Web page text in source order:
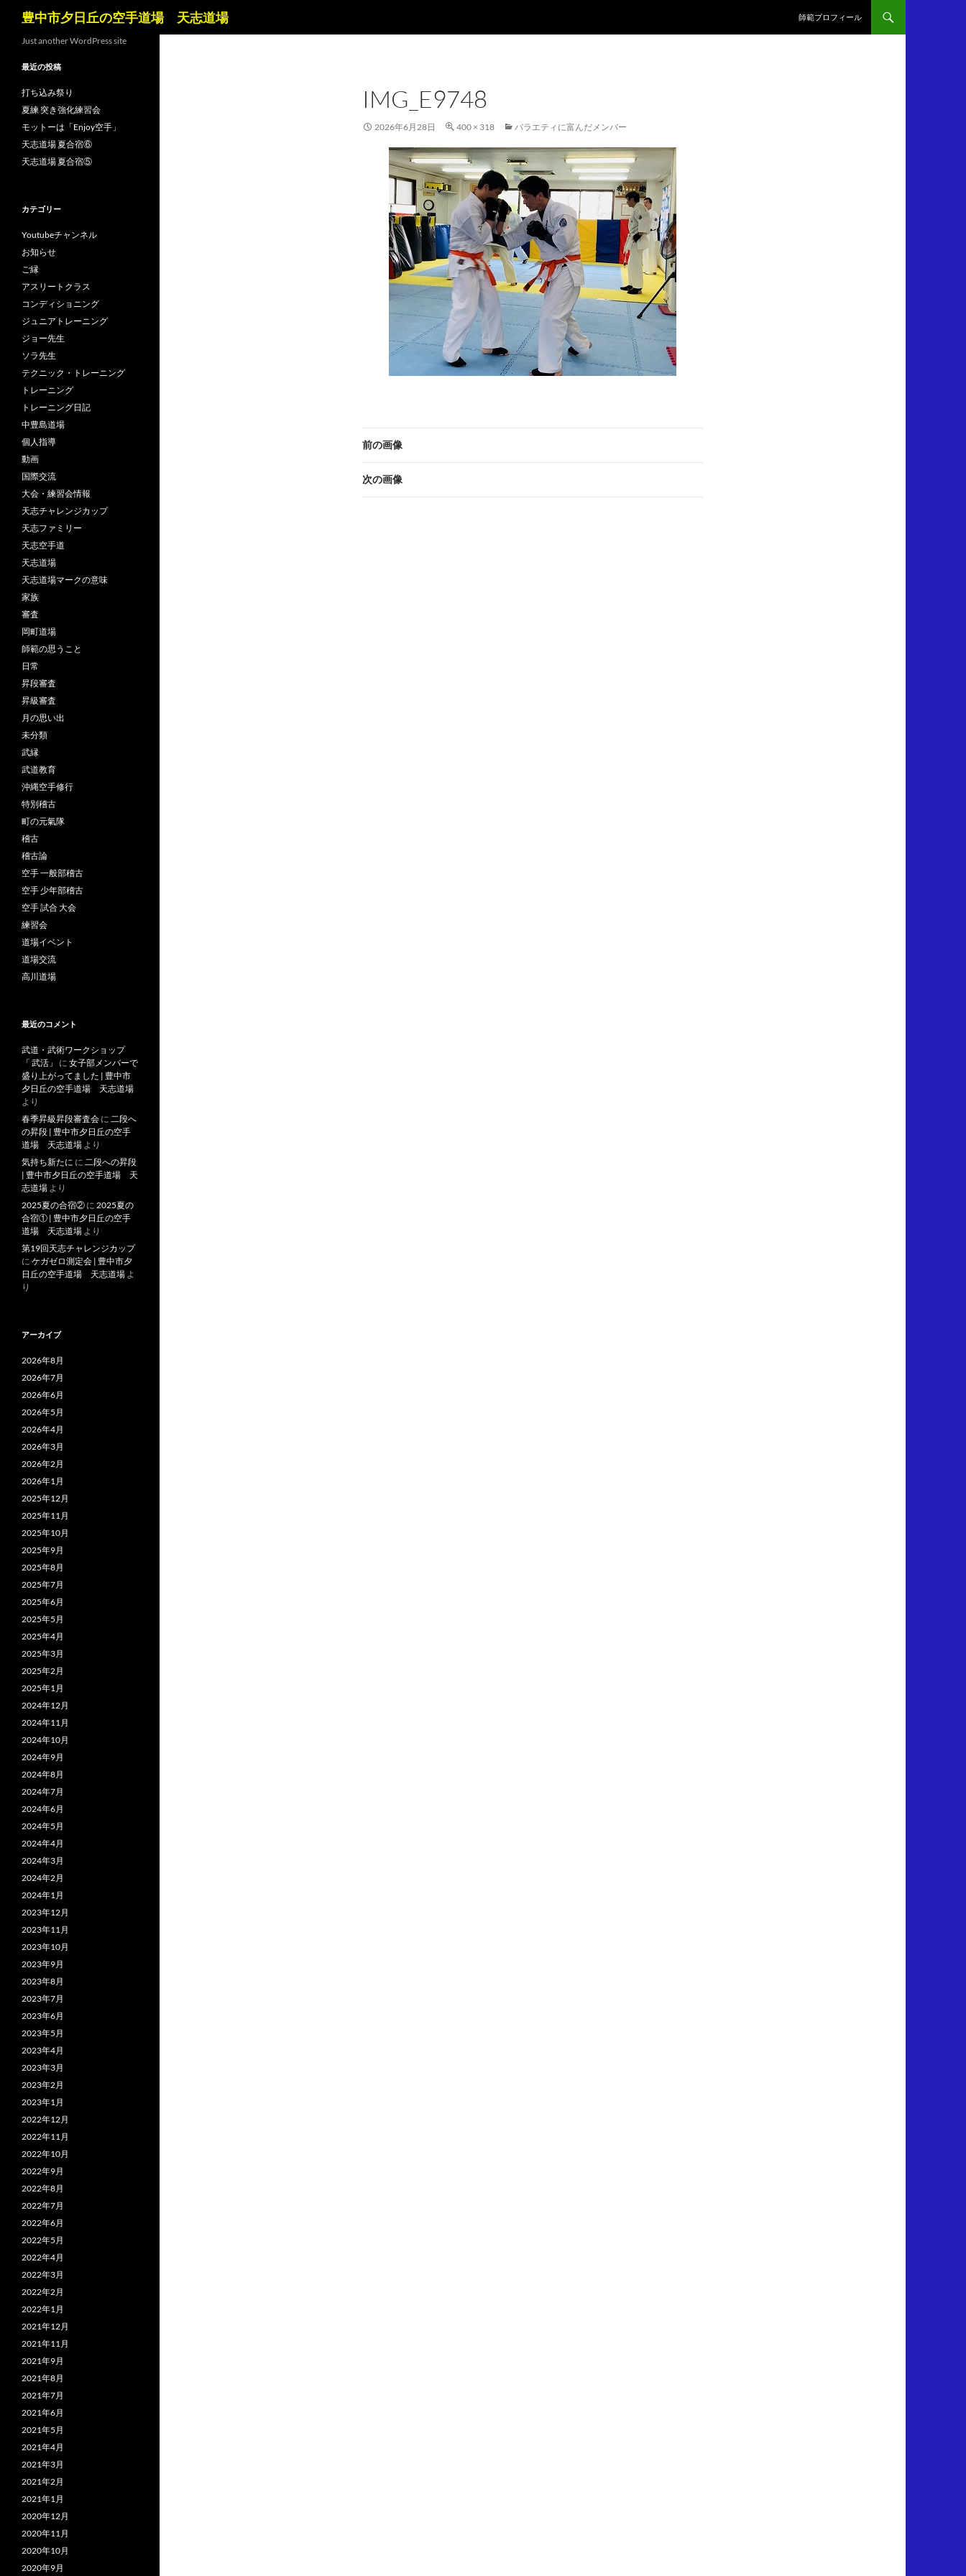
豊中市夕日丘の空手道場 天志道場 師範プロフィール
IMG_E9748
2026年6月28日 400 × 318 バラエティに富んだメンバー
前の画像
次の画像
Just another WordPress site
最近の投稿
打ち込み祭り
夏練 突き強化練習会
モットーは「Enjoy空手」
天志道場 夏合宿⑥
天志道場 夏合宿⑤
カテゴリー
Youtubeチャンネル
お知らせ
ご縁
アスリートクラス
コンディショニング
ジュニアトレーニング
ジョー先生
ソラ先生
テクニック・トレーニング
トレーニング
トレーニング日記
中豊島道場
個人指導
動画
国際交流
大会・練習会情報
天志チャレンジカップ
天志ファミリー
天志空手道
天志道場
天志道場マークの意味
家族
審査
岡町道場
師範の思うこと
日常
昇段審査
昇級審査
月の思い出
未分類
武縁
武道教育
沖縄空手修行
特別稽古
町の元氣隊
稽古
稽古論
空手 一般部稽古
空手 少年部稽古
空手 試合 大会
練習会
道場イベント
道場交流
高川道場
最近のコメント
武道・武術ワークショップ
「 武活」
に 女子部メンバーで
盛り上がってました | 豊中市
夕日丘の空手道場 天志道場
より
春季昇級昇段審査会 に 二段へ
の昇段 | 豊中市夕日丘の空手
道場 天志道場 より
気持ち新たに に 二段への昇段
| 豊中市夕日丘の空手道場 天
志道場 より
2025夏の合宿② に 2025夏の
合宿① | 豊中市夕日丘の空手
道場 天志道場 より
第19回天志チャレンジカップ
に ケガゼロ測定会 | 豊中市夕
日丘の空手道場 天志道場 よ
り
アーカイブ
2026年8月
2026年7月
2026年6月
2026年5月
2026年4月
2026年3月
2026年2月
2026年1月
2025年12月
2025年11月
2025年10月
2025年9月
2025年8月
2025年7月
2025年6月
2025年5月
2025年4月
2025年3月
2025年2月
2025年1月
2024年12月
2024年11月
2024年10月
2024年9月
2024年8月
2024年7月
2024年6月
2024年5月
2024年4月
2024年3月
2024年2月
2024年1月
2023年12月
2023年11月
2023年10月
2023年9月
2023年8月
2023年7月
2023年6月
2023年5月
2023年4月
2023年3月
2023年2月
2023年1月
2022年12月
2022年11月
2022年10月
2022年9月
2022年8月
2022年7月
2022年6月
2022年5月
2022年4月
2022年3月
2022年2月
2022年1月
2021年12月
2021年11月
2021年9月
2021年8月
2021年7月
2021年6月
2021年5月
2021年4月
2021年3月
2021年2月
2021年1月
2020年12月
2020年11月
2020年10月
2020年9月